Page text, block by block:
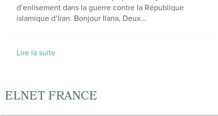
d’enlisement dans la guerre contre la République
islamique d’Iran. Bonjour Ilana, Deux…
Lire la suite
ELNET FRANCE